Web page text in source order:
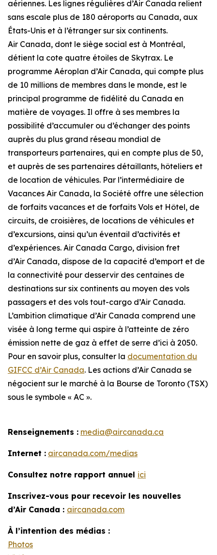
aériennes. Les lignes régulières d’Air Canada relient
sans escale plus de 180 aéroports au Canada, aux
États-Unis et à l’étranger sur six continents.
Air Canada, dont le siège social est à Montréal,
détient la cote quatre étoiles de Skytrax. Le
programme Aéroplan d’Air Canada, qui compte plus
de 10 millions de membres dans le monde, est le
principal programme de fidélité du Canada en
matière de voyages. Il offre à ses membres la
possibilité d’accumuler ou d’échanger des points
auprès du plus grand réseau mondial de
transporteurs partenaires, qui en compte plus de 50,
et auprès de ses partenaires détaillants, hôteliers et
de location de véhicules. Par l’intermédiaire de
Vacances Air Canada, la Société offre une sélection
de forfaits vacances et de forfaits Vols et Hôtel, de
circuits, de croisières, de locations de véhicules et
d’excursions, ainsi qu’un éventail d’activités et
d’expériences. Air Canada Cargo, division fret
d’Air Canada, dispose de la capacité d’emport et de
la connectivité pour desservir des centaines de
destinations sur six continents au moyen des vols
passagers et des vols tout-cargo d’Air Canada.
L’ambition climatique d’Air Canada comprend une
visée à long terme qui aspire à l’atteinte de zéro
émission nette de gaz à effet de serre d’ici à 2050.
Pour en savoir plus, consulter la documentation du
GIFCC d’Air Canada. Les actions d’Air Canada se
négocient sur le marché à la Bourse de Toronto (TSX)
sous le symbole « AC ».
Renseignements : media@aircanada.ca
Internet : aircanada.com/medias
Consultez notre rapport annuel ici
Inscrivez-vous pour recevoir les nouvelles
d’Air Canada : aircanada.com
À l’intention des médias :
Photos